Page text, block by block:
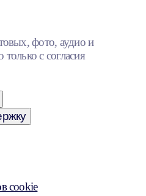
фото, аудио и
с согласия
cookie